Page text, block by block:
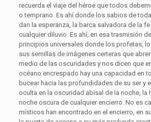
recuerda el viaje del héroe que todos
o temprano. Es ahí donde los sabios de
dan la esperanza, la barca salvadora de la
cualquier diluvio. Es ahí, en esa trasmisión
principios universales donde los profetas,
sus semillas de imágenes certeras que
medio de las oscuridades y nos dicen que
océano encrespado hay una capacidad en
bucear hacia las profundidades de su ser y
oculta en la oscuridad abisal de la noche, la
noche oscura de cualquier encierro. No es
místicos han encontrado en el encierro, en